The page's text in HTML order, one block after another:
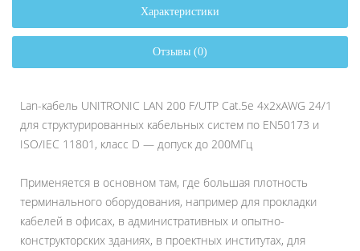
Характеристики
Отзывы (0)
Lan-кабель UNITRONIC LAN 200 F/UTP Cat.5e 4x2xAWG 24/1
для структурированных кабельных систем по EN50173 и
ISO/IEC 11801, класс D — допуск до 200МГц
Применяется в основном там, где большая плотность
терминального оборудования, например для прокладки
кабелей в офисах, в административных и опытно-
конструкторских зданиях, в проектных институтах, для